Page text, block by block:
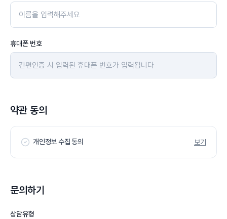
휴대폰 번호
약관 동의
개인정보 수집 동의 보기
문의하기
상담유형